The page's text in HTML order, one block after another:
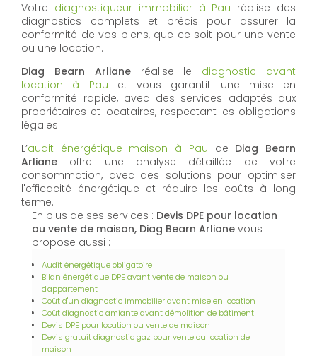
Votre diagnostiqueur immobilier à Pau réalise des
diagnostics complets et précis pour assurer la
conformité de vos biens, que ce soit pour une vente
ou une location.
Diag Bearn Arliane réalise le diagnostic avant
location à Pau et vous garantit une mise en
conformité rapide, avec des services adaptés aux
propriétaires et locataires, respectant les obligations
légales.
L’audit énergétique maison à Pau de Diag Bearn
Arliane offre une analyse détaillée de votre
consommation, avec des solutions pour optimiser
l'efficacité énergétique et réduire les coûts à long
terme.
En plus de ses services : Devis DPE pour location
ou vente de maison, Diag Bearn Arliane vous
propose aussi :
Audit énergétique obligatoire
Bilan énergétique DPE avant vente de maison ou
d'appartement
Coût d'un diagnostic immobilier avant mise en location
Coût diagnostic amiante avant démolition de bâtiment
Devis DPE pour location ou vente de maison
Devis gratuit diagnostic gaz pour vente ou location de
maison